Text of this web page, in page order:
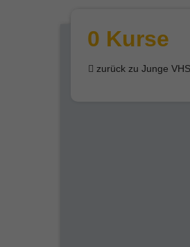
0 Kurse
zurück zu Junge VHS